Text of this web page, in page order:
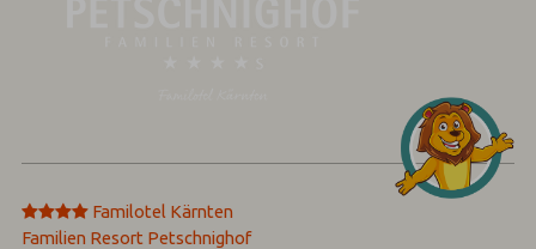
****
Familotel Kärnten
Familien Resort Petschnighof